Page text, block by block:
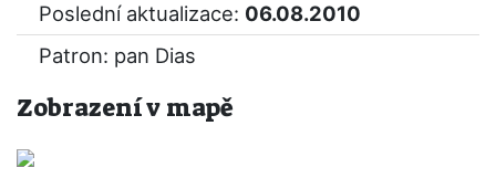
Poslední aktualizace: 06.08.2010
Patron: pan Dias
Zobrazení v mapě